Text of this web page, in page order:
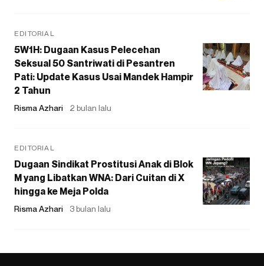
EDITORIAL
5W1H: Dugaan Kasus Pelecehan
Seksual 50 Santriwati di Pesantren
Pati: Update Kasus Usai Mandek Hampir
2 Tahun
Risma Azhari 2 bulan lalu
EDITORIAL
Dugaan Sindikat Prostitusi Anak di Blok
M yang Libatkan WNA: Dari Cuitan di X
hingga ke Meja Polda
Risma Azhari 3 bulan lalu